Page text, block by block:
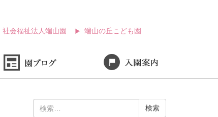
社会福祉法人端山園 端山の丘こども園
索: